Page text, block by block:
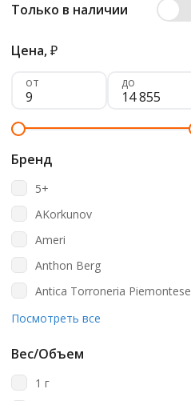
Только в наличии
Цена,₽
от до
Бренд
5+
AKorkunov
Ameri
Anthon Berg
Antica Torroneria Piemontese
Babyfox
Посмотреть все
Вес/Объем
1 г